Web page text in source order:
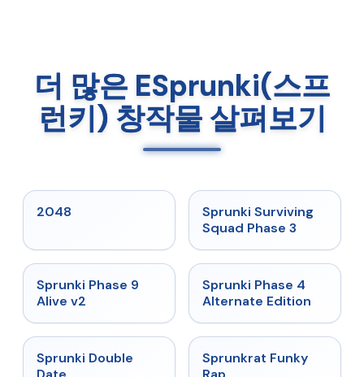
더 많은 ESprunki(스프
런키) 창작물 살펴보기
2048 ★ 4.7
Sprunki Surviving
Squad Phase 3
★
Sprunki Phase 9
Alive v2
★
Sprunki Phase 4
Alternate Edition
★
Sprunki Double
★ 4.7
Sprunkrat Funky